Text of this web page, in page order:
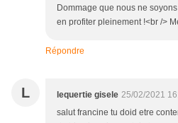
Dommage que nous ne
en profiter pleinement !<br />
Répondre
L lequertie gisele 25/02/2021
salut francine tu doid etre